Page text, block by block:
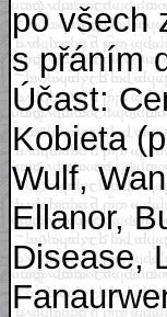
po všech
s přáním
Účast:
Kobieta
Wulf,
Ellanor,
Disease,